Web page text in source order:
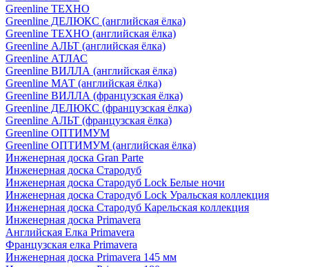
Greenline ТЕХНО
Greenline ДЕЛЮКС (английская ёлка)
Greenline ТЕХНО (английская ёлка)
Greenline АЛЬТ (английская ёлка)
Greenline АТЛАС
Greenline ВИЛЛА (английская ёлка)
Greenline МАТ (английская ёлка)
Greenline ВИЛЛА (французская ёлка)
Greenline ДЕЛЮКС (французская ёлка)
Greenline АЛЬТ (французская ёлка)
Greenline ОПТИМУМ
Greenline ОПТИМУМ (английская ёлка)
Инженерная доска Gran Parte
Инженерная доска Стародуб
Инженерная доска Стародуб Lock Белые ночи
Инженерная доска Стародуб Lock Уральская коллекция
Инженерная доска Стародуб Карельская коллекция
Инженерная доска Primavera
Английская Елка Primavera
Французская елка Primavera
Инженерная доска Primavera 145 мм